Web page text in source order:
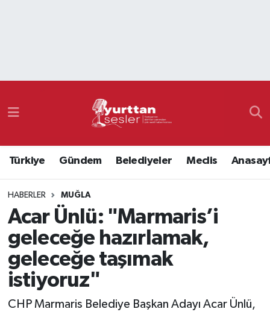
Türkiye Gündem Belediyeler Meclis
HABERLER MUĞLA
Acar Ünlü: "Marmaris’i
geleceğe hazırlamak,
geleceğe taşımak
istiyoruz"
CHP Marmaris Belediye Başkan Adayı Acar Ünlü,
Namaz Vakitleri
Süper Lig Puan Durumu ve Fikstür
Tüm Manşetler
Son Dakika Haberleri
Haber Arşivi